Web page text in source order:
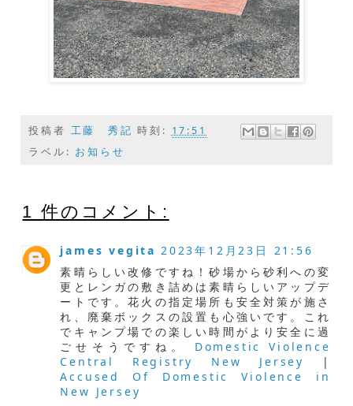
投稿者 工藤 秀記 時刻: 17:51
ラベル: お知らせ
1 件のコメント:
james vegita 2023年12月23日 21:56
素晴らしい改修ですね！砂場から砂利への変
更とレンガの敷き詰めは素晴らしいアップデ
ートです。花火の指定場所も安全対策が施さ
れ、廃棄ボックスの設置も心強いです。これ
でキャンプ場での楽しい時間がより安全に過
ごせそうですね。 Domestic Violence
Central Registry New Jersey
|
Accused Of Domestic Violence in
New Jersey